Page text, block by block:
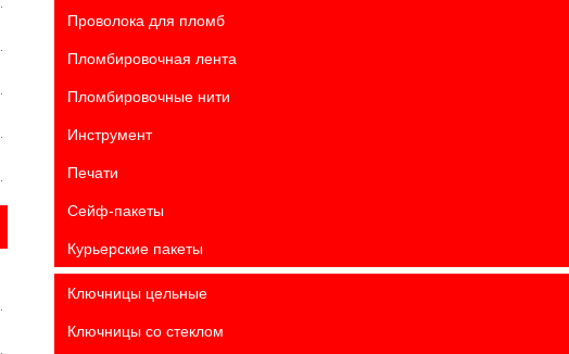
Проволока для пломб
Пломбировочная лента
Пломбировочные нити
Инструмент
Печати
Сейф-пакеты
Курьерские пакеты
Ключницы цельные
Ключницы со стеклом